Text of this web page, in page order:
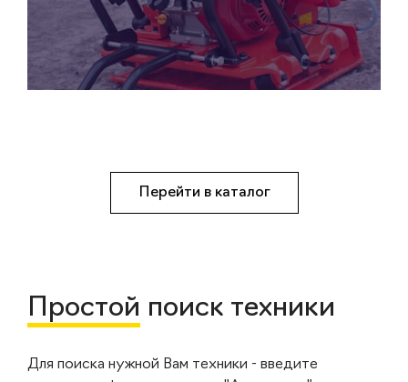
Перейти в каталог
Простой поиск техники
Для поиска нужной Вам техники - введите